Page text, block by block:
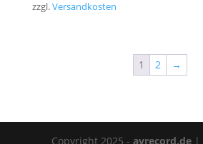
zzgl.Versandkosten
1 2 →
Copyright 2025 -avrecord.de |